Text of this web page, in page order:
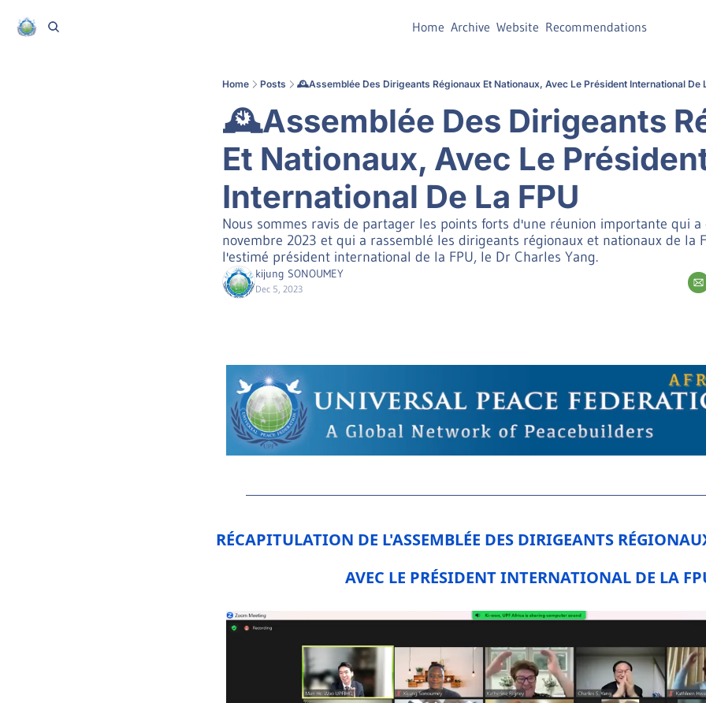
Home Archive Website Recommendations
Home Posts 🕰️Assemblée Des Dirigeants Régionaux Et Nationaux, Avec Le Président International De
🕰️Assemblée Des Dirigeants
Et Nationaux, Avec Le
International De La FPU
Nous sommes ravis de partager les points forts d'une réunion importante qui
novembre 2023 et qui a rassemblé les dirigeants régionaux et nationaux de la
l'estimé président international de la FPU, le Dr Charles Yang.
kijung SONOUMEY
Dec 5, 2023
RÉCAPITULATION DE L'ASSEMBLÉE DES DIRIGEANTS
AVEC LE PRÉSIDENT INTERNATIONAL DE LA